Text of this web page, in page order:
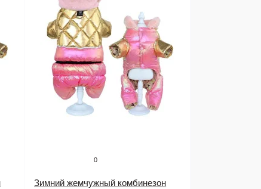
0
Зимний жемчужный комбинезон